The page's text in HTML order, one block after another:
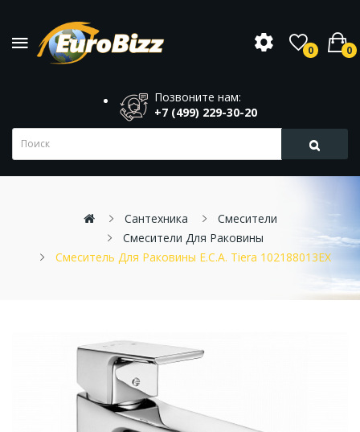
0 0
Позвоните нам:
+7 (499) 229-30-20
Сантехника
Смесители
Смесители Для Раковины
Смеситель Для Раковины E.C.A. Tiera 102188013EX